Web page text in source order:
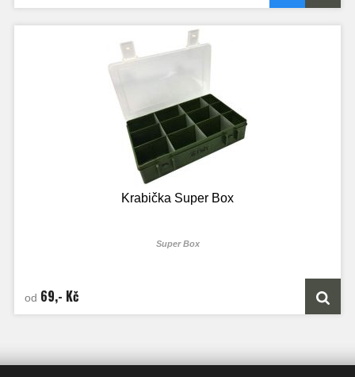
Krabička Super Box
Super Box
od 69,- Kč